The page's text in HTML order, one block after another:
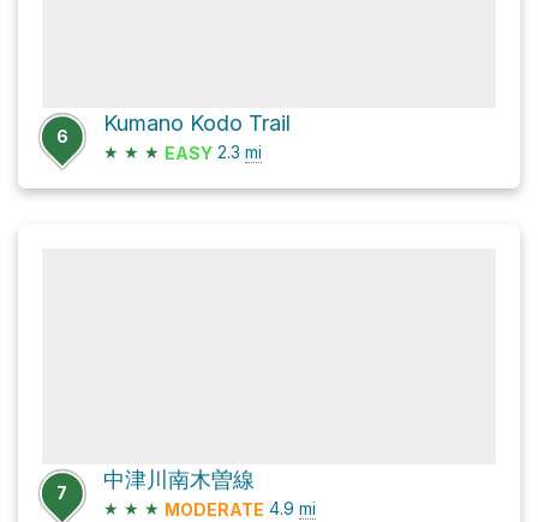
6
Kumano Kodo Trail
★ ★ ★ EASY 2.3 mi
7
中津川南木曽線
★ ★ ★ MODERATE 4.9 mi